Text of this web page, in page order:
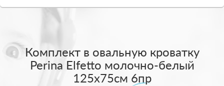
Комплект в овальную кроватку
Perina Elfetto молочно-белый
125х75см 6пр